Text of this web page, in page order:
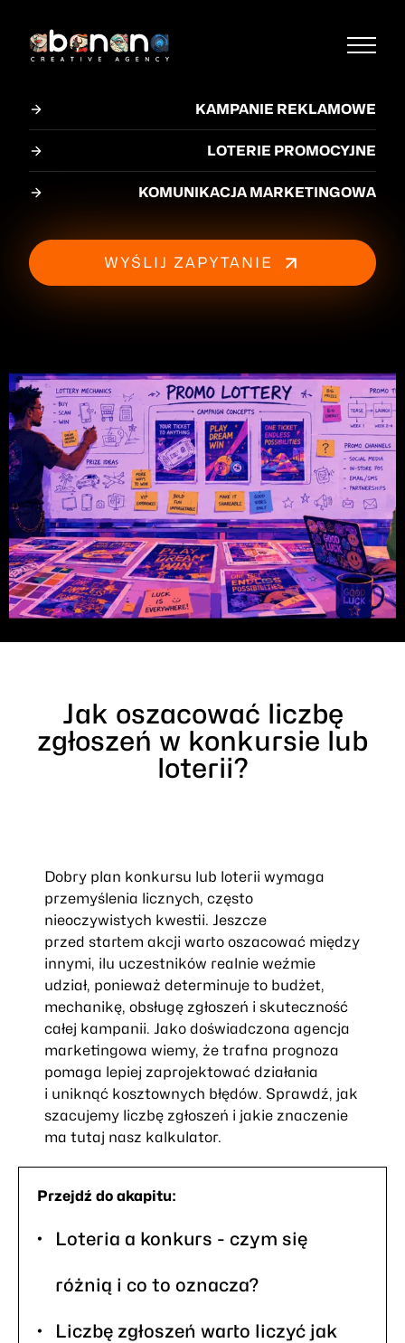
KAMPANIE REKLAMOWE
LOTERIE PROMOCYJNE
KOMUNIKACJA MARKETINGOWA
WYŚLIJ ZAPYTANIE
Jak oszacować liczbę
zgłoszeń w konkursie lub
loterii?
Dobry plan konkursu lub loterii wymaga
przemyślenia licznych, często
nieoczywistych kwestii. Jeszcze
przed startem akcji warto oszacować między
innymi, ilu uczestników realnie weźmie
udział, ponieważ determinuje to budżet,
mechanikę, obsługę zgłoszeń i skuteczność
całej kampanii. Jako doświadczona agencja
marketingowa wiemy, że trafna prognoza
pomaga lepiej zaprojektować działania
i uniknąć kosztownych błędów. Sprawdź, jak
szacujemy liczbę zgłoszeń i jakie znaczenie
ma tutaj nasz kalkulator.
Przejdź do akapitu:
Loteria a konkurs - czym się
różnią i co to oznacza?
Liczbę zgłoszeń warto liczyć jak